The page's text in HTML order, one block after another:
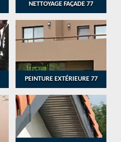
NETTOYAGE FAÇADE 77
PEINTURE EXTÉRIEURE 77